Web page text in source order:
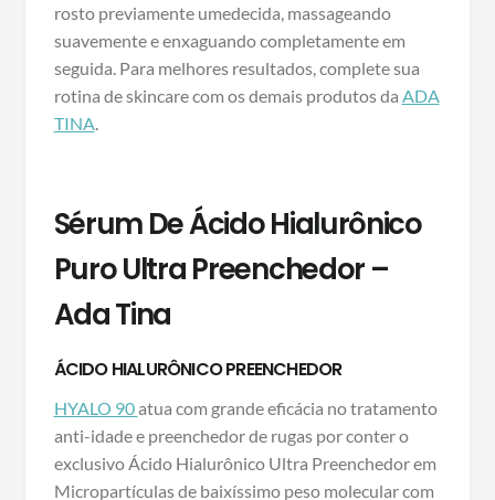
rosto previamente umedecida, massageando
suavemente e enxaguando completamente em
seguida. Para melhores resultados, complete sua
rotina de skincare com os demais produtos da ADA
TINA
Sérum De Ácido Hialurônico
Puro Ultra Preenchedor –
Ada Tina
ÁCIDO HIALURÔNICO PREENCHEDOR
HYALO 90atua com grande eficácia no tratamento
anti-idade e preenchedor de rugas por conter o
exclusivo Ácido Hialurônico Ultra Preenchedor em
Micropartículas de baixíssimo peso molecular com